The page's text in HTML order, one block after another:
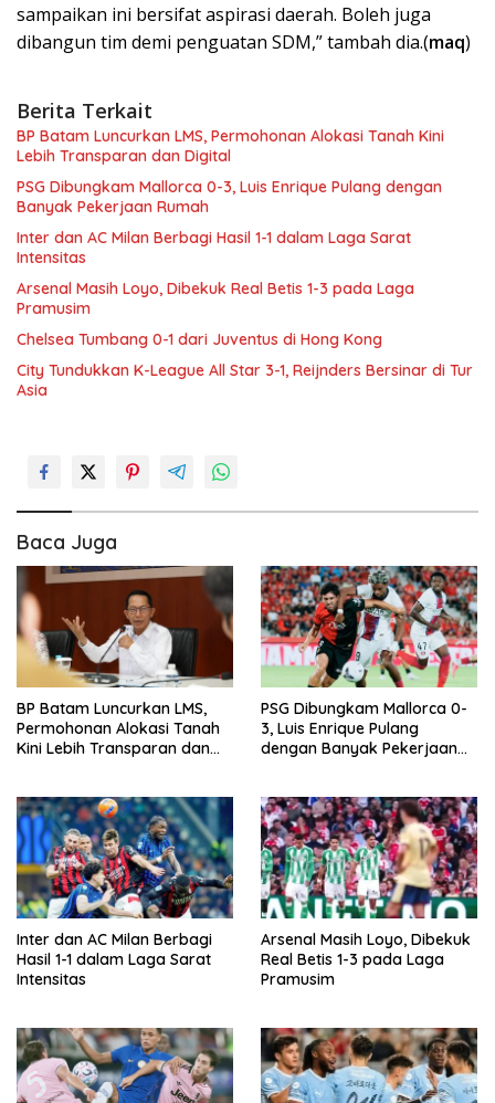
sampaikan ini bersifat aspirasi daerah. Boleh juga
dibangun tim demi penguatan SDM,” tambah dia.(maq)
Berita Terkait
BP Batam Luncurkan LMS, Permohonan Alokasi Tanah Kini
Lebih Transparan dan Digital
PSG Dibungkam Mallorca 0-3, Luis Enrique Pulang dengan
Banyak Pekerjaan Rumah
Inter dan AC Milan Berbagi Hasil 1-1 dalam Laga Sarat
Intensitas
Arsenal Masih Loyo, Dibekuk Real Betis 1-3 pada Laga
Pramusim
Chelsea Tumbang 0-1 dari Juventus di Hong Kong
City Tundukkan K-League All Star 3-1, Reijnders Bersinar di Tur
Asia
Baca Juga
BP Batam Luncurkan LMS,
Permohonan Alokasi Tanah
Kini Lebih Transparan dan
PSG Dibungkam Mallorca 0-
3, Luis Enrique Pulang
dengan Banyak Pekerjaan
Inter dan AC Milan Berbagi
Hasil 1-1 dalam Laga Sarat
Intensitas
Arsenal Masih Loyo, Dibekuk
Real Betis 1-3 pada Laga
Pramusim